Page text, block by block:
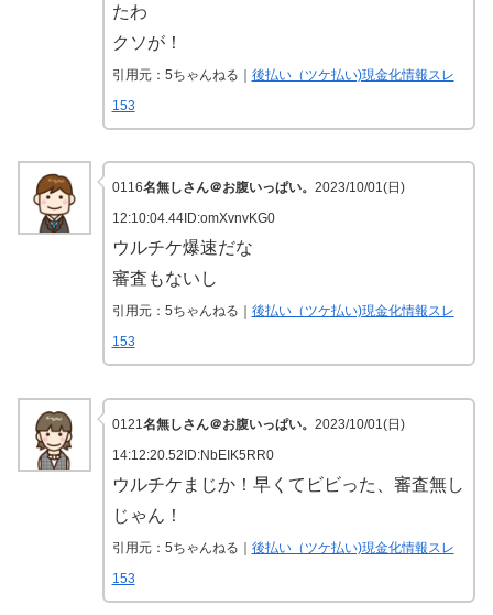
たわ
クソが！
引用元：5ちゃんねる｜ 後払い（ツケ払い)現金化情報スレ
153
0116名無しさん＠お腹いっぱい。 2023/10/01(日)
12:10:04.44ID:omXvnvKG0
ウルチケ爆速だな
審査もないし
引用元：5ちゃんねる｜ 後払い（ツケ払い)現金化情報スレ
153
0121名無しさん＠お腹いっぱい。 2023/10/01(日)
14:12:20.52ID:NbEIK5RR0
ウルチケまじか！早くてビビった、審査無し
じゃん！
引用元：5ちゃんねる｜ 後払い（ツケ払い)現金化情報スレ
153